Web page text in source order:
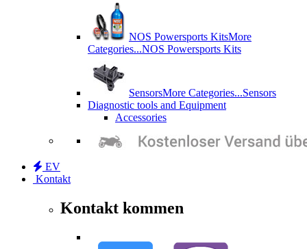
NOS Powersports KitsMore
Categories...NOS Powersports Kits
SensorsMore Categories...Sensors
Diagnostic tools and Equipment
Accessories
EV
Kontakt
Kontakt kommen